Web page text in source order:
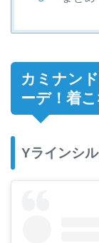
カミナン
ーデ！着こ
Yラインシ